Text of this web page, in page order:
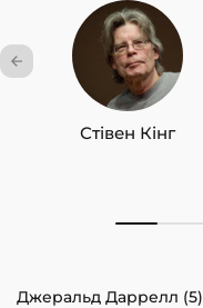
Стівен Кінг
Джеральд Даррелл (5)